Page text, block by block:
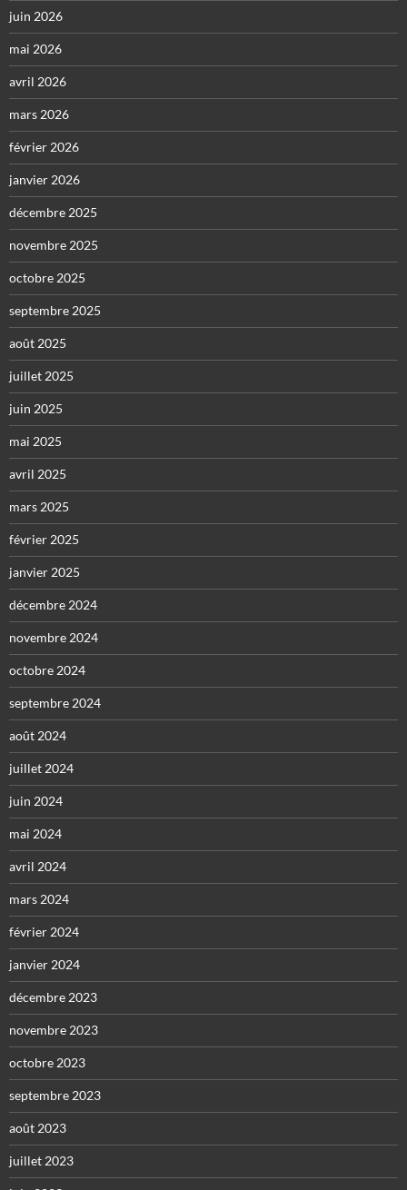
juin 2026
mai 2026
avril 2026
mars 2026
février 2026
janvier 2026
décembre 2025
novembre 2025
octobre 2025
septembre 2025
août 2025
juillet 2025
juin 2025
mai 2025
avril 2025
mars 2025
février 2025
janvier 2025
décembre 2024
novembre 2024
octobre 2024
septembre 2024
août 2024
juillet 2024
juin 2024
mai 2024
avril 2024
mars 2024
février 2024
janvier 2024
décembre 2023
novembre 2023
octobre 2023
septembre 2023
août 2023
juillet 2023